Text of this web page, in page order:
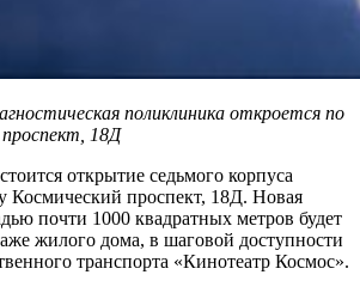
поликлиника откроется по
проспект, 18Д
открытие седьмого корпуса
Космический проспект, 18Д. Новая
почти 1000 квадратных метров будет
жилого дома, в шаговой доступности
транспорта «Кинотеатр Космос».